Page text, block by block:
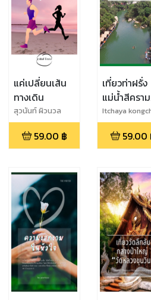
แค่เปลี่ยนเส้น
ทางเดิน
สุวนันท์ ผิวนวล
59.00 ฿
เที่ยวท่าฝรั่ง
แม่น้ำสีคราม
สปป.ลาว
Itchaya
59.00